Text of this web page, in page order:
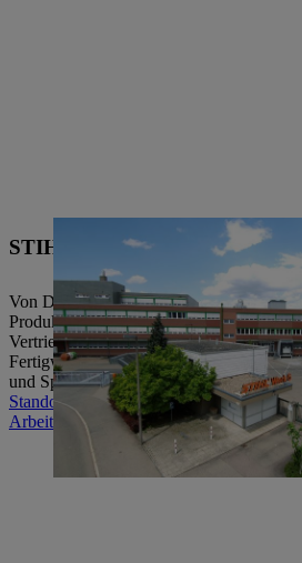
STIHL Werk 7, Ludwigsburg
Von Deutschland in die große, weite
Produkte konfektioniert und versendet an
Vertriebsgesellschaften: In Ludwigsburg
Fertigwarenlager inklusive
und Speditionswesen.
Standortentwicklung Werk 5
Arbeiten bei STIHL in Ludwigsburg